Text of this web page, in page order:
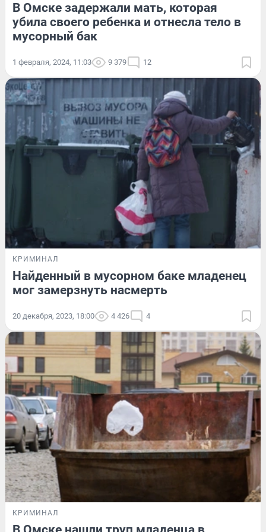
В Омске задержали мать, которая
убила своего ребенка и отнесла тело в
мусорный бак
1 февраля, 2024, 11:03 9 379 12
КРИМИНАЛ
Найденный в мусорном баке младенец
мог замерзнуть насмерть
20 декабря, 2023, 18:00 4 426 4
КРИМИНАЛ